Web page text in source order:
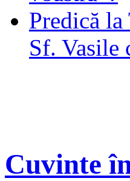
Predică
Sf. Vasile
Cuvinte